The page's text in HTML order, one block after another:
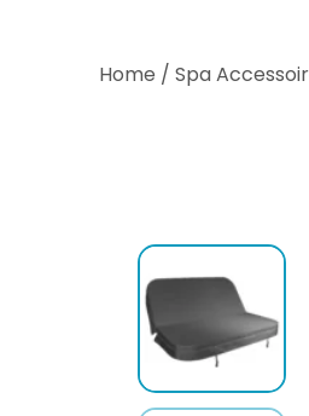
Home / Spa